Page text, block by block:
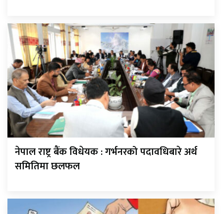
नेपाल राष्ट्र बैंक विधेयक : गर्भनरको पदावधिबारे अर्थ
समितिमा छलफल